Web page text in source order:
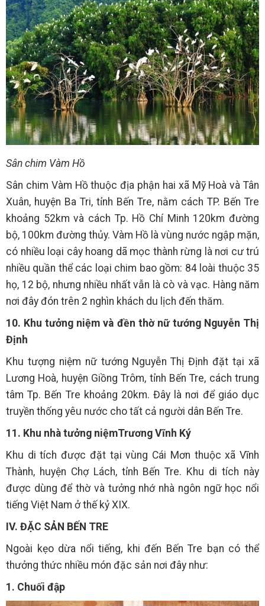
Sân chim Vàm Hồ
Sân chim Vàm Hồ thuộc địa phận hai xã Mỹ Hoà và Tân
Xuân, huyện Ba Tri, tỉnh Bến Tre, nằm cách TP. Bến Tre
khoảng 52km và cách Tp. Hồ Chí Minh 120km đường
bộ, 100km đường thủy. Vàm Hồ là vùng nước ngập mặn,
có nhiều loại cây hoang dã mọc thành rừng là nơi cư trú
nhiều quần thể các loại chim bao gồm: 84 loài thuộc 35
họ, 12 bộ, nhưng nhiều nhất vẫn là cò và vạc. Hàng năm
nơi đây đón trên 2 nghìn khách du lịch đến thăm.
10. Khu tưởng niệm và đền thờ nữ tướng Nguyễn Thị
Định
Khu tượng niệm nữ tướng Nguyễn Thị Định đặt tại xã
Lương Hoà, huyện Giồng Trôm, tỉnh Bến Tre, cách trung
tâm Tp. Bến Tre khoảng 20km. Đây là nơi để giáo dục
truyền thống yêu nước cho tất cả người dân Bến Tre.
11. Khu nhà tưởng niệmTrương Vĩnh Ký
Khu di tích được đặt tại vùng Cái Mơn thuộc xã Vĩnh
Thành, huyện Chợ Lách, tỉnh Bến Tre. Khu di tích này
được dùng để thờ và tưởng nhớ nhà ngôn ngữ học nổi
tiếng Việt Nam ở thế kỷ XIX.
IV. ĐẶC SẢN BẾN TRE
Ngoài kẹo dừa nổi tiếng, khi đến Bến Tre bạn có thể
thưởng thức nhiều món đặc sản nơi đây như:
1. Chuối đập